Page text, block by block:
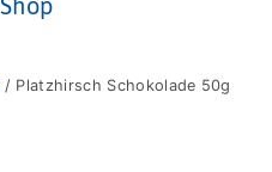
/ Platzhirsch Schokolade 50g